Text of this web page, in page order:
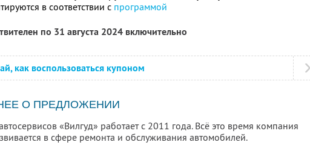
в соответствии с программой
по 31 августа 2024 включительно
как воспользоваться купоном
О ПРЕДЛОЖЕНИИ
«Вилгуд» работает с 2011 года. Всё это время компания
в сфере ремонта и обслуживания автомобилей.